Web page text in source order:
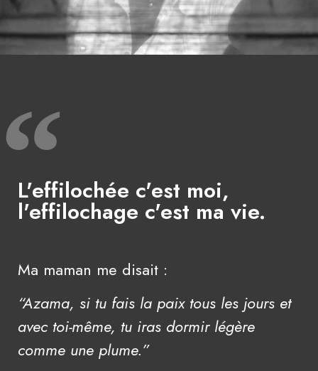
L'effilochée c'est moi,
l'effilochage c'est ma vie.
Ma maman me disait :
“Azama, si tu fais la paix tous les jours et
avec toi-même, tu iras dormir légère
comme une plume.”